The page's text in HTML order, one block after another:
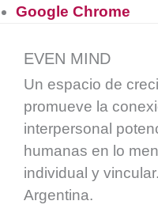
Google Chrome
EVEN MIND
Un espacio de
promueve la
interpersonal
humanas en lo
individual y
Argentina.